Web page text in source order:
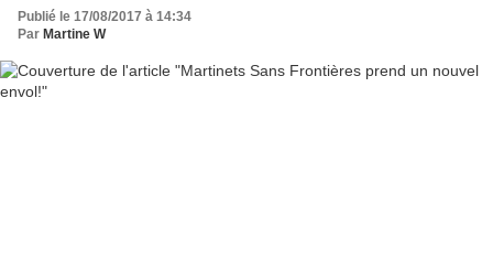
Publié le 17/08/2017 à 14:34
Par Martine W